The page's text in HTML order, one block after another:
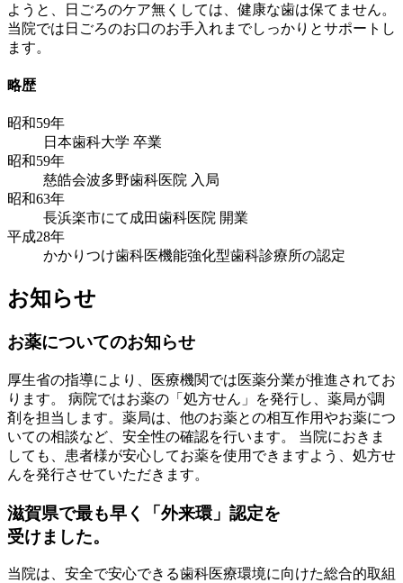
ようと、日ごろのケア無くしては、健康な歯は保てません。
当院では日ごろのお口のお手入れまでしっかりとサポートし
ます。
略歴
昭和59年
日本歯科大学 卒業
昭和59年
慈皓会波多野歯科医院 入局
昭和63年
長浜楽市にて成田歯科医院 開業
平成28年
かかりつけ歯科医機能強化型歯科診療所の認定
お知らせ
お薬についてのお知らせ
厚生省の指導により、医療機関では医薬分業が推進されてお
ります。 病院ではお薬の「処方せん」を発行し、薬局が調
剤を担当します。薬局は、他のお薬との相互作用やお薬につ
いての相談など、安全性の確認を行います。 当院におきま
しても、患者様が安心してお薬を使用できますよう、処方せ
んを発行させていただきます。
滋賀県で最も早く「外来環」認定を
受けました。
当院は、安全で安心できる歯科医療環境に向けた総合的取組